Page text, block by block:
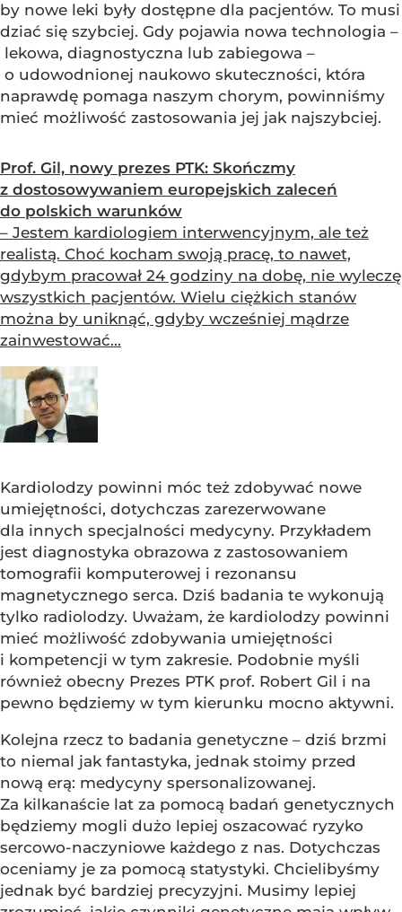
by nowe leki były dostępne dla pacjentów. To musi
dziać się szybciej. Gdy pojawia nowa technologia –
lekowa, diagnostyczna lub zabiegowa –
o udowodnionej naukowo skuteczności, która
naprawdę pomaga naszym chorym, powinniśmy
mieć możliwość zastosowania jej jak najszybciej.
Prof. Gil, nowy prezes PTK: Skończmy
z dostosowywaniem europejskich zaleceń
do polskich warunków
– Jestem kardiologiem interwencyjnym, ale też
realistą. Choć kocham swoją pracę, to nawet,
gdybym pracował 24 godziny na dobę, nie wyleczę
wszystkich pacjentów. Wielu ciężkich stanów
można by uniknąć, gdyby wcześniej mądrze
zainwestować...
Kardiolodzy powinni móc też zdobywać nowe
umiejętności, dotychczas zarezerwowane
dla innych specjalności medycyny. Przykładem
jest diagnostyka obrazowa z zastosowaniem
tomografii komputerowej i rezonansu
magnetycznego serca. Dziś badania te wykonują
tylko radiolodzy. Uważam, że kardiolodzy powinni
mieć możliwość zdobywania umiejętności
i kompetencji w tym zakresie. Podobnie myśli
również obecny Prezes PTK prof. Robert Gil i na
pewno będziemy w tym kierunku mocno aktywni.
Kolejna rzecz to badania genetyczne – dziś brzmi
to niemal jak fantastyka, jednak stoimy przed
nową erą: medycyny spersonalizowanej.
Za kilkanaście lat za pomocą badań genetycznych
będziemy mogli dużo lepiej oszacować ryzyko
sercowo-naczyniowe każdego z nas. Dotychczas
oceniamy je za pomocą statystyki. Chcielibyśmy
jednak być bardziej precyzyjni. Musimy lepiej